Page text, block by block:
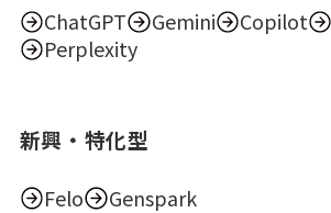
ChatGPT Gemini Copilot
Perplexity
新興・特化型
Felo Genspark